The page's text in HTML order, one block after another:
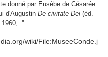
donné par Eusèbe de Césarée
d'Augustin De civitate Dei (éd.
1960, "
wiki/File:MuseeConde.j